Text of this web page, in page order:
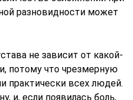
когда человек
этой болезнью.
при ходьбе.
боль.